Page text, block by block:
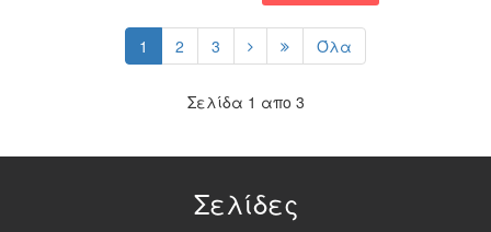
1 2 3 Όλα
Σελίδα 1 απο 3
Σελίδες